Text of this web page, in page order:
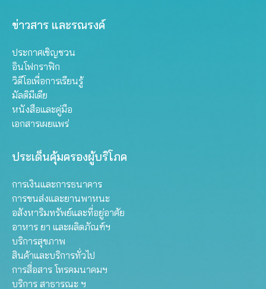
ข่าวสาร และรณรงค์
ประกาศเชิญชวน
อินโฟกราฟิก
วิดีโอเพื่อการเรียนรู้
มัลติมีเดีย
หนังสือและคู่มือ
เอกสารเผยแพร่
ประเด็นคุ้มครองผู้บริโภค
การเงินและการธนาคาร
การขนส่งและยานพาหนะ
อสังหาริมทรัพย์และที่อยู่อาศัย
อาหาร ยา และผลิตภัณฑ์ฯ
บริการสุขภาพ
สินค้าและบริการทั่วไป
การสื่อสาร โทรคมนาคมฯ
บริการ สาธารณะ ฯ